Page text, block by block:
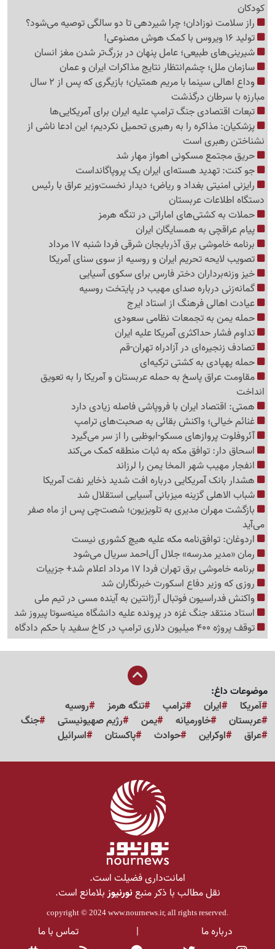
کودکان
راز سلامت نوزادان؛ چرا شیردهی تا دو سالگی توصیه می‌شود؟
تولید 16 ویروس با کمک هوش مصنوعی!
شیرینی‌های طبیعی؛ عامل پنهان در بزرگ‌تر شدن مغز انسان
سازمان ملل؛ چشم‌انتظار نتایج مذاکرات ایران و عمان
وداع اهالی سینما با مریم همتیان؛ بازیگری که پس از 2 سال
مبارزه با سرطان درگذشت
تبعات اقتصادی جنگ ترامپ علیه ایران برای آمریکایی‌ها
پزشکیان: مذاکره را به رهبری تحمیل نکردیم؛ این ادعا ناشی از
نشناختن رهبری است
حریق مجتمع مسکونی اهواز مهار شد
جو کنت: تهدید هسته‌ای ایران یک پروپاگانداست
رایزنی امنیتی بغداد و ریاض؛ دیدار نخست‌وزیر عراق با رئیس
دستگاه اطلاعات عربستان
حملات به کشتی‌های اماراتی در تنگه هرمز
پیام عراقچی به همسایگان ایران
برنامه خاموشی برق آذربایجان شرقی فردا شنبه 17 مرداد
تصویب لایحه تحریم ایران و روسیه از سوی سنای آمریکا
خیز وزنه‌برداران دختر فارس برای سکوی آسیایی
گمانه‌زنی درباره صدای مهیب در پایتخت روسیه
عیادت اهالی فرهنگ از استاد ایرج
حمله یمن به تجمعات نظامی سعودی
تداوم فشار حداکثری آمریکا علیه ایران
تصادف زنجیره‌ای در آزادراه تهران-قم
حمله پهپادی به کشتی ترکیه‌ای
مقاومت عراق پاسخ به حمله عربستان و آمریکا را به تعویق
انداخت
همتی: اقتصاد ایران با فروپاشی فاصله زیادی دارد
غنائم خیالی؛ واکنش بقائی به صحبت‌های ترامپ
آئروفلوت پروازهای مسکو-ابوظبی را از سر می‌گیرد
اسحاق دار: توافق مکه به ثبات منطقه کمک می‌کند
انفجار مهیب شهر المخا یمن را لرزاند
هشدار بانک آمریکایی درباره افت شدید ذخایر نفت آمریکا
شباب الاهلی گزینه میزبانی آسیایی استقلال شد
بازگشت مهران مدیری به تلویزیون؛ شصت‌چی پس از ماه صفر
می‌آید
اردوغان: توافق‌نامه مکه علیه هیچ کشوری نیست
رمان «مدیر مدرسه» جلال آل‌احمد سریال می‌شود
برنامه خاموشی برق تهران فردا 17 مرداد اعلام شد+ جزییات
روزی که وزیر دفاع اسکورت خبرنگاران شد
واکنش فدراسیون فوتبال آرژانتین به آینده مسی در تیم ملی
استاد منتقد جنگ غزه در پرونده علیه دانشگاه مینه‌سوتا پیروز شد
توقف پروژه 400 میلیون دلاری ترامپ در کاخ سفید با حکم دادگاه
موضوعات داغ:
آمریکا
ایران ترامپ تنگه هرمز
روسیه
عربستان
خاورمیانه یمن رژیم صهیونیستی
جنگ
عراق
اوکراین حوادث پاکستان اسرائیل
امانت‌داری فضیلت است.
نقل مطالب با ذکر منبعنورنیوزبلامانع است.
copyright © 2024 www.nournews.ir, all rights reserved.
درباره ما | تماس با ما